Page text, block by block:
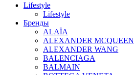
Lifestyle
Lifestyle
Бренды
ALAÏA
ALEXANDER MCQUEEN
ALEXANDER WANG
BALENCIAGA
BALMAIN